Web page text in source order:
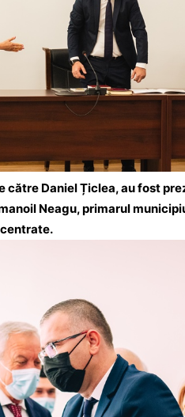
către Daniel Țiclea, au fost
Neagu, primarul